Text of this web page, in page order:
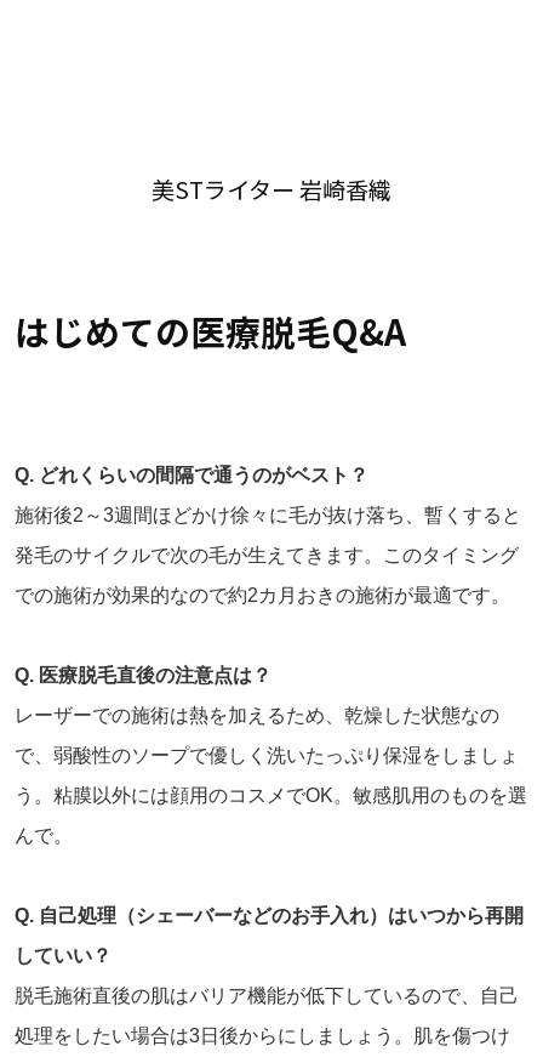
美STライター 岩崎香織
はじめての医療脱毛Q&A
Q. どれくらいの間隔で通うのがベスト？
施術後2～3週間ほどかけ徐々に毛が抜け落ち、暫くすると
発毛のサイクルで次の毛が生えてきます。このタイミング
での施術が効果的なので約2カ月おきの施術が最適です。
Q. 医療脱毛直後の注意点は？
レーザーでの施術は熱を加えるため、乾燥した状態なの
で、弱酸性のソープで優しく洗いたっぷり保湿をしましょ
う。粘膜以外には顔用のコスメでOK。敏感肌用のものを選
んで。
Q. 自己処理（シェーバーなどのお手入れ）はいつから再開
していい？
脱毛施術直後の肌はバリア機能が低下しているので、自己
処理をしたい場合は3日後からにしましょう。肌を傷つけ